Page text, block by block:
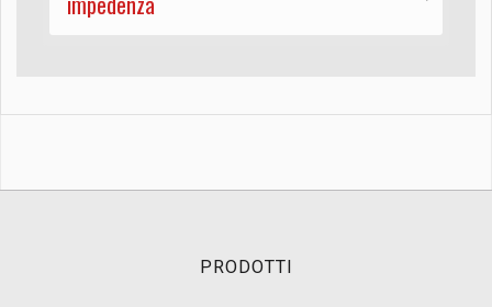
PRODOTTI